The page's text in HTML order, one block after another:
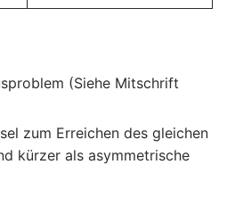
(Siehe Mitschrift
zum Erreichen des gleichen
kürzer als asymmetrische